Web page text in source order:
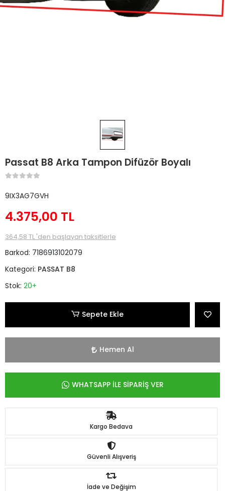
Passat B8 Arka Tampon Difüzör Boyalı
9IX3AG7GVH
4.375,00 TL
364,58 TL 'den başlayan taksitlerle
Barkod: 7186913102079
Kategori: PASSAT B8
Stok: 20+
Sepete Ekle
Hemen Al
WHATSAPP İLE SİPARİŞ VER
Kargo Bedava
Güvenli Alışveriş
İade ve Değişim